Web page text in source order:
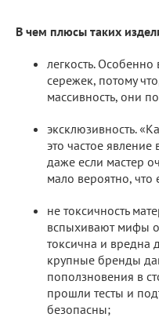
В чем плюсы таких
легкость.
сережек, потому
массивность, они
эксклюзивность.
это частое
даже если мастер
мало вероятно, что
не токсичность
вспыхивают мифы
токсична и вредна
крупные бренды
поползновения в
прошли тесты и
безопасны;